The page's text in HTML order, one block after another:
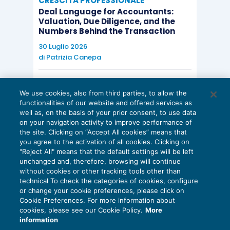
in fondo egoisti, ritrae senza sconti la borghesia
italiana di poche qualità sullo scorcio del nuovo
millennio. Eppure attraverso le piccole miserie e
le visionarie accensioni che segnano il percorso
dei due amanti ci restituisce l’ardore di una
donna e di un uomo animati da una profonda fede
nelle parole, ci parla di un bisogno di intensità
che ci commuove e ci riguarda, costruisce
un’accorata indagine letteraria sulla possibilità di
un grande amore oggi.
L’ultimo marinaio
Deal Language for Accountants:
Valuation, Due Diligence, and the
Numbers Behind the Transaction
30 Luglio 2026
di Patrizia Canepa
EU AI Act e studi professionali: le
scadenze concrete
27 Luglio 2026
di Diego BarberieStefano Dovier
Privacy Policy
Cookie Policy
We use cookies, also from third parties, to allow the
functionalities of our website and offered services as
well as, on the basis of your prior consent, to use data
on your navigation activity to improve performance of
the site. Clicking on “Accept All cookies” means that
you agree to the activation of all cookies. Clicking on
"Reject All" means that the default settings will be left
unchanged and, therefore, browsing will continue
without cookies or other tracking tools other than
technical To check the categories of cookies, configure
or change your cookie preferences, please click on
Cookie Preferences. For more information about
cookies, please see our Cookie Policy. More
information